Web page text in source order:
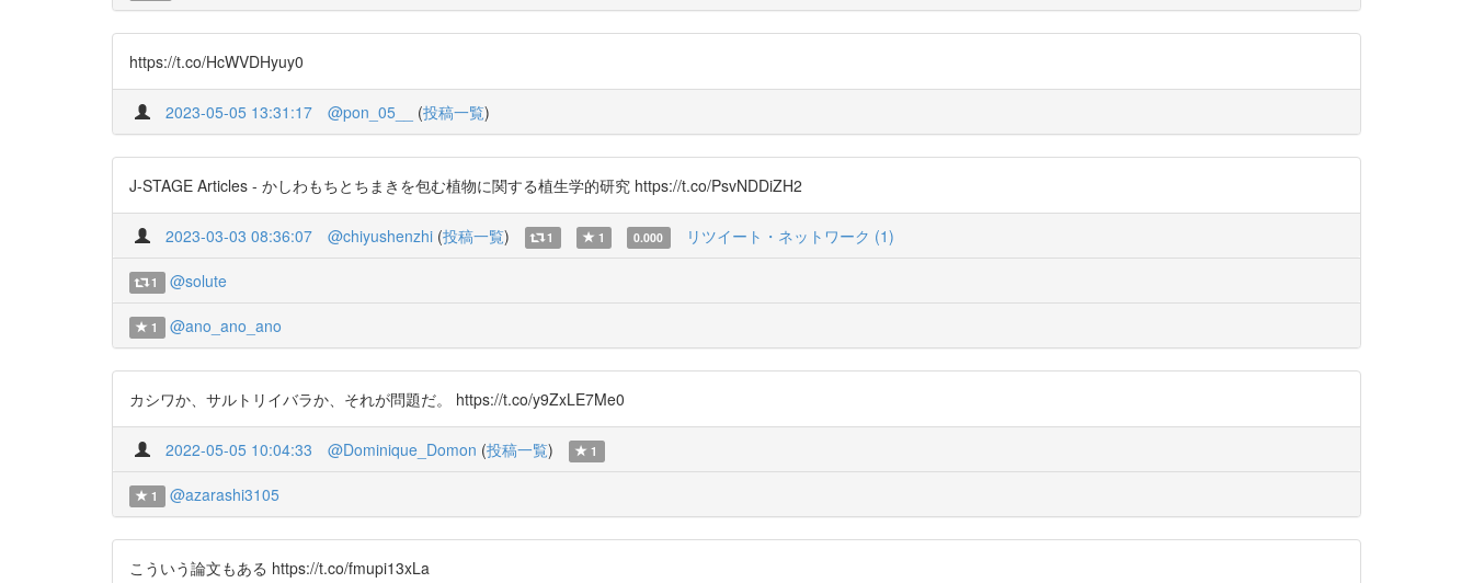
https://t.co/HcWVDHyuy0
2023-05-05 13:31:17 @pon_05__ (投稿一覧)
J-STAGE Articles - かしわもちとちまきを包む植物に関する植生学的研究 https://t.co/PsvNDDiZH2
2023-03-03 08:36:07 @chiyushenzhi (投稿一覧) 1 1 0.000 リツイート・ネットワーク (1)
1 @solute
1 @ano_ano_ano
カシワか、サルトリイバラか、それが問題だ。 https://t.co/y9ZxLE7Me0
2022-05-05 10:04:33 @Dominique_Domon (投稿一覧) 1
1 @azarashi3105
こういう論文もある https://t.co/fmupi13xLa